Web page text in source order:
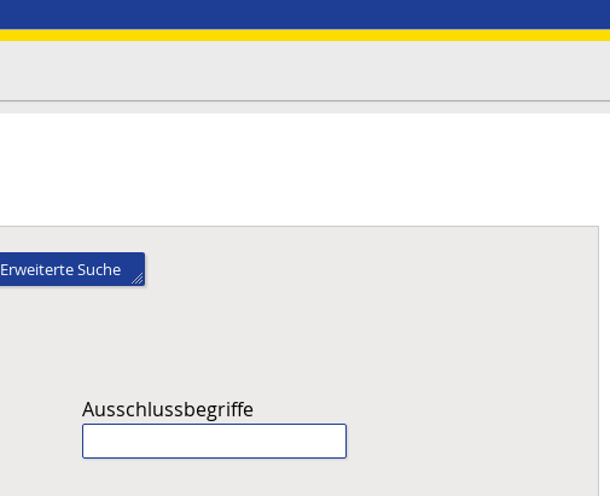
Erweiterte Suche
Ausschlussbegriffe